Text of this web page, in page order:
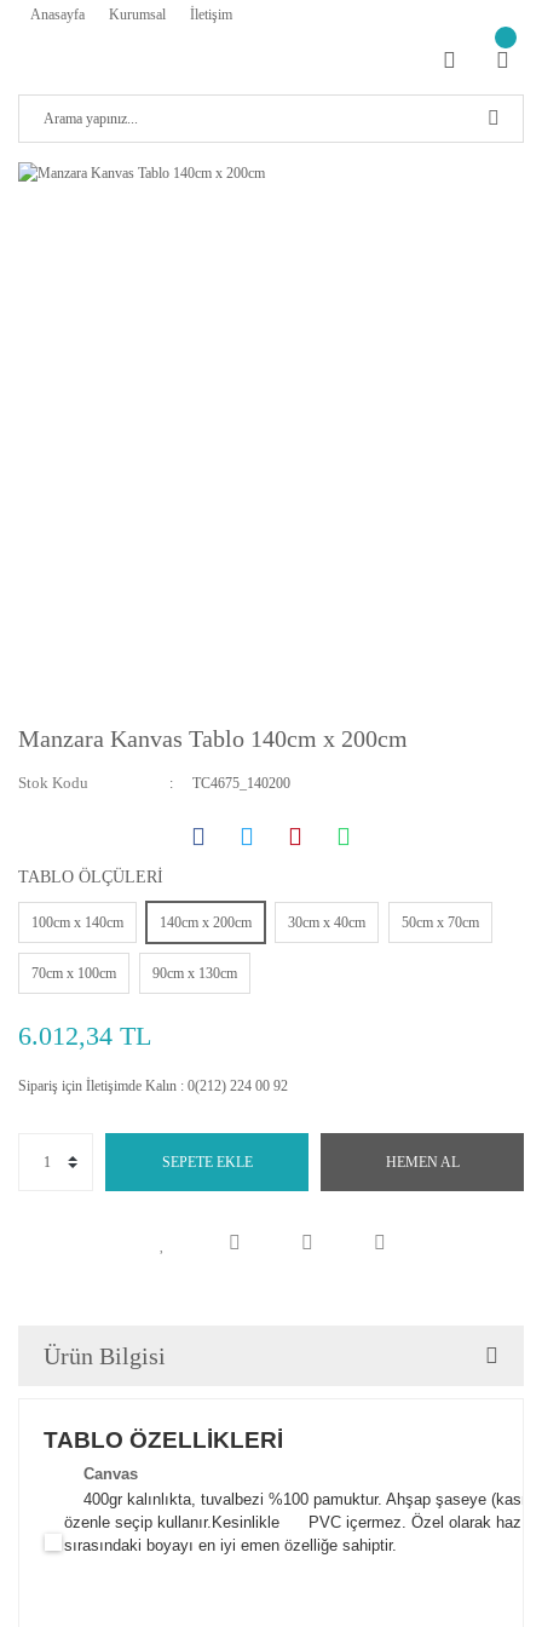
Anasayfa Kurumsal İletişim
Manzara Kanvas Tablo 140cm x 200cm
Stok Kodu TC4675_140200
TABLO ÖLÇÜLERİ
100cm x 140cm 140cm x 200cm 30cm x 40cm 50cm x 70cm
70cm x 100cm 90cm x 130cm
6.012,34 TL
Sipariş için İletişimde Kalın : 0(212) 224 00 92
SEPETE EKLE HEMEN AL
Ürün Bilgisi
TABLO ÖZELLİKLERİ
Canvas
400gr kalınlıkta, tuvalbezi %100 pamuktur. Ahşap şaseye
özenle seçip kullanır. Kesinlikle PVC içermez. Özel olarak
sırasındaki boyayı en iyi emen özelliğe sahiptir.